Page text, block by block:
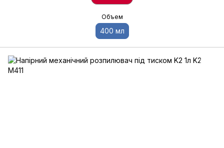
Объем
400 мл